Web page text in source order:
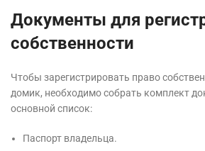
Документы для
собственности
Чтобы зарегистрировать право
домик, необходимо собрать комплект
основной список:
Паспорт владельца.